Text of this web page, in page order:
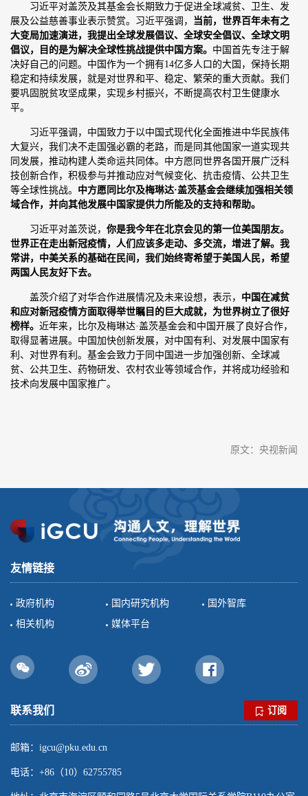
习近平对盖茨及其基金会长期致力于促进全球减贫、卫生、发
展及公益慈善事业表示赞赏。习近平强调， 当前，世界百年未有之
大变局加速演进，我提出全球发展倡议、全球安全倡议、全球文明
倡议，目的是为解决全球性挑战提供中国方案。 中国首先专注于解
决好自己的问题。中国作为一个拥有14亿多人口的大国，保持长期
稳定和持续发展，就是对世界和平、稳定、繁荣的重大贡献。我们
要巩固脱贫攻坚成果，实现乡村振兴，不断提高农村卫生健康水
平。
习近平强调，中国致力于以中国式现代化全面推进中华民族伟
大复兴，我们决不走国强必霸的老路，而是同其他国家一道实现共
同发展，推动构建人类命运共同体。中方愿同世界各国开展广泛科
技创新合作，积极参与并推动应对气候变化、抗击疫情、公共卫生
等全球性挑战。 中方愿同比尔及梅琳达·盖茨基金会继续加强相关领
域合作，并向其他发展中国家提供力所能及的支持和帮助。
习近平对盖茨说， 你是我今年在北京会见的第一位美国朋友。
世界正在走出新冠疫情，人们应该多走动、多交流，增进了解。我
常讲，中美关系的基础在民间，我们始终寄希望于美国人民，希望
两国人民友好下去。
盖茨介绍了对华合作进展情况及未来设想，表示， 中国在减贫
和应对新冠疫情方面取得举世瞩目的巨大成就，为世界树立了很好
榜样。 近年来，比尔及梅琳达·盖茨基金会和中国开展了良好合作，
取得显著进展。中国加快创新发展，对中国有利、对发展中国家有
利、对世界有利。基金会致力于同中国进一步加强创新、全球减
贫、公共卫生、药物研发、农村农业等领域合作，并将成功经验和
技术向发展中国家推广。
原文：央视新闻
友情链接
政府机构 国内研究机构
国外智库
相关机构
媒体平台
联系我们 订阅
邮箱：igcu@pku.edu.cn
电话：+86（10）62755785